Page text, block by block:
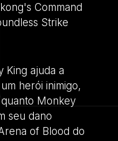
Command
Strike
King ajuda a
herói inimigo,
Monkey
seu dano
of Blood do